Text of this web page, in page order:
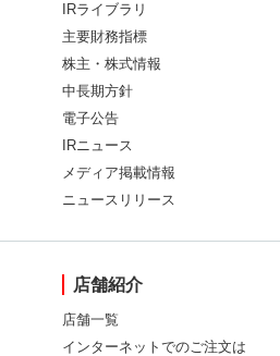
IRライブラリ
主要財務指標
株主・株式情報
中長期方針
電子公告
IRニュース
メディア掲載情報
ニュースリリース
店舗紹介
店舗一覧
インターネットでのご注文は